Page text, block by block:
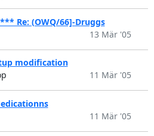
Re: (OWQ/66]-Druggs
13 Mär '05
modification
11 Mär '05
11 Mär '05